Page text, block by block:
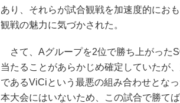
あり、それらが試合観戦を加速度的にお
観戦の魅力に気づかされた。
さて、Aグループを2位で勝ち上がった
当たることがあらかじめ確定していたが
であるViCiという最悪の組み合わせとな
本大会にはいないため、この試合で勝て